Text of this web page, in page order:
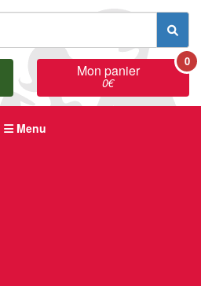
Mon panier
0€
0
Menu